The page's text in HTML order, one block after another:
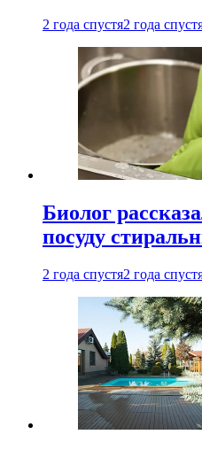
2 года спустя2 года
Биолог
посуду
2 года спустя2 года